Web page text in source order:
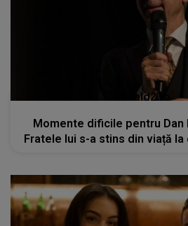
kanald2.ro
Momente dificile pentru Dan
Fratele lui s-a stins din viață la